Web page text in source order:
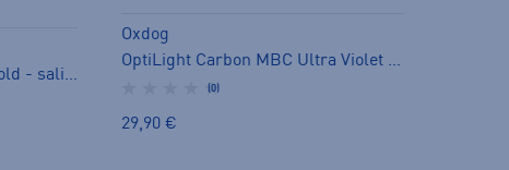
Avox Carbon MBC White/gold - salibandylapa
Oxdog
OptiLight Carbon MBC Ultra Violet - salibandylapa
(0)
29,90 €